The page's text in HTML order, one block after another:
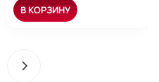
В КОРЗИНУ